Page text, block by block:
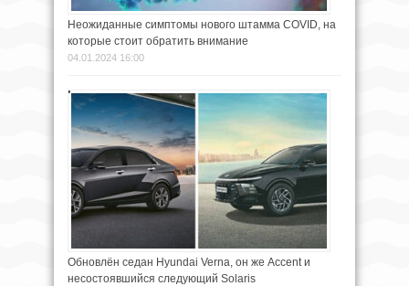
Неожиданные симптомы нового штамма COVID, на
которые стоит обратить внимание
04.01.2024 16:00
Обновлён седан Hyundai Verna, он же Accent и
несостоявшийся следующий Solaris